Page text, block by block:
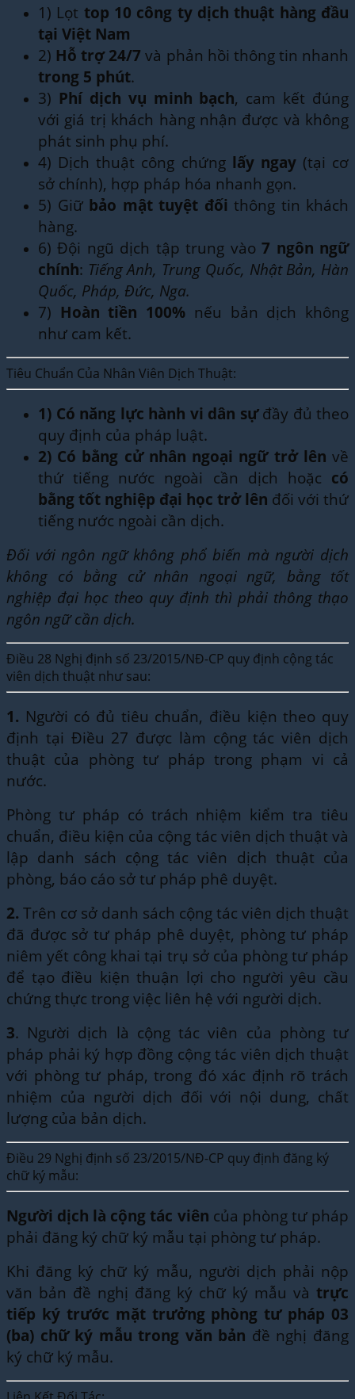
1) Lọt top 10 công ty dịch thuật hàng đầu
tại Việt Nam
2) Hỗ trợ 24/7 và phản hồi thông tin nhanh
trong 5 phút.
3) Phí dịch vụ minh bạch, cam kết đúng
với giá trị khách hàng nhận được và không
phát sinh phụ phí.
4) Dịch thuật công chứng lấy ngay(tại cơ
sở chính), hợp pháp hóa nhanh gọn.
5) Giữ bảo mật tuyệt đối thông tin khách
hàng.
6) Đội ngũ dịch tập trung vào7 ngôn ngữ
chính: Tiếng Anh, Trung Quốc, Nhật Bản, Hàn
Quốc, Pháp, Đức, Nga.
7) Hoàn tiền 100% nếu bản dịch không
như cam kết.
Tiêu Chuẩn Của Nhân Viên Dịch Thuật:
1) Có năng lực hành vi dân sựđầy đủ theo
quy định của pháp luật.
2) Có bằng cử nhân ngoại ngữ trở lên về
thứ tiếng nước ngoài cần dịch hoặc có
bằng tốt nghiệp đại học trở lên đối với thứ
tiếng nước ngoài cần dịch.
Đối với ngôn ngữ không phổ biến mà người dịch
không có bằng cử nhân ngoại ngữ, bằng tốt
nghiệp đại học theo quy định thì phải thông thạo
ngôn ngữ cần dịch.
Điều 28 Nghị định số 23/2015/NĐ-CP quy định cộng tác
viên dịch thuật như sau:
1. Người có đủ tiêu chuẩn, điều kiện theo quy
định tại Điều 27 được làm cộng tác viên dịch
thuật của phòng tư pháp trong phạm vi cả
nước.
Phòng tư pháp có trách nhiệm kiểm tra tiêu
chuẩn, điều kiện của cộng tác viên dịch thuật và
lập danh sách cộng tác viên dịch thuật của
phòng, báo cáo sở tư pháp phê duyệt.
2. Trên cơ sở danh sách cộng tác viên dịch thuật
đã được sở tư pháp phê duyệt, phòng tư pháp
niêm yết công khai tại trụ sở của phòng tư pháp
để tạo điều kiện thuận lợi cho người yêu cầu
chứng thực trong việc liên hệ với người dịch.
3. Người dịch là cộng tác viên của phòng tư
pháp phải ký hợp đồng cộng tác viên dịch thuật
với phòng tư pháp, trong đó xác định rõ trách
nhiệm của người dịch đối với nội dung, chất
lượng của bản dịch.
Điều 29 Nghị định số 23/2015/NĐ-CP quy định đăng ký
chữ ký mẫu:
Người dịch là cộng tác viên của phòng tư pháp
phải đăng ký chữ ký mẫu tại phòng tư pháp.
Khi đăng ký chữ ký mẫu, người dịch phải nộp
văn bản đề nghị đăng ký chữ ký mẫu và trực
tiếp ký trước mặt trưởng phòng tư pháp 03
(ba) chữ ký mẫu trong văn bản đề nghị đăng
ký chữ ký mẫu.